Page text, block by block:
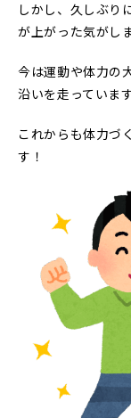
しかし、久しぶり
が上がった気がし
今は運動や体力の
沿いを走っていま
これからも体力づ
す！